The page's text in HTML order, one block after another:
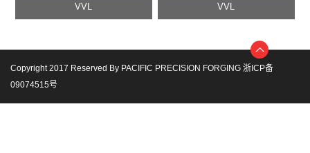
VVL VVL
Copyright 2017 Reserved By PACIFIC PRECISION FORGING 浙ICP备
09074515号